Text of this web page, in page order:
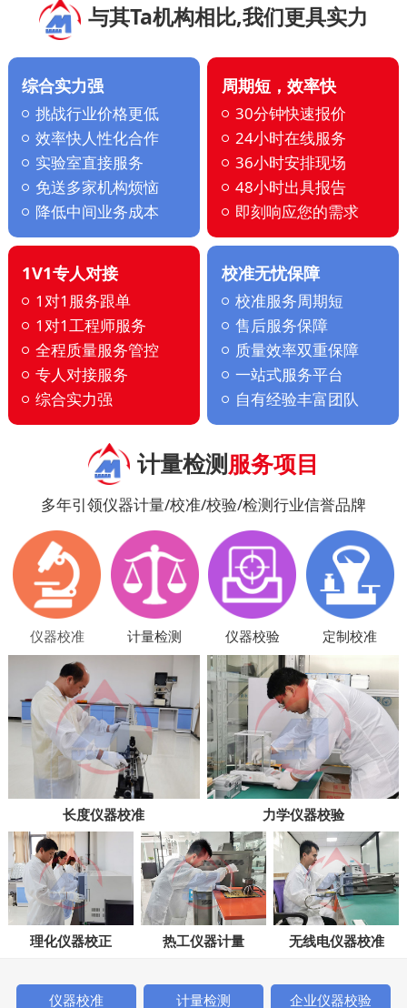
与其Ta机构相比,我们更具实力
综合实力强
挑战行业价格更低
效率快人性化合作
实验室直接服务
免送多家机构烦恼
降低中间业务成本
周期短，效率快
30分钟快速报价
24小时在线服务
36小时安排现场
48小时出具报告
即刻响应您的需求
1V1专人对接
1对1服务跟单
1对1工程师服务
全程质量服务管控
专人对接服务
综合实力强
校准无忧保障
校准服务周期短
售后服务保障
质量效率双重保障
一站式服务平台
自有经验丰富团队
计量检测服务项目
多年引领仪器计量/校准/校验/检测行业信誉品牌
仪器校准 计量检测 仪器校验 定制校准
长度仪器校准 力学仪器校验
理化仪器校正 热工仪器计量 无线电仪器校准
仪器校准 计量检测 企业仪器校验